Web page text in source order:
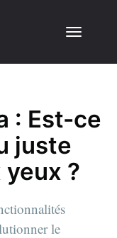
: Est-ce
juste
?
le